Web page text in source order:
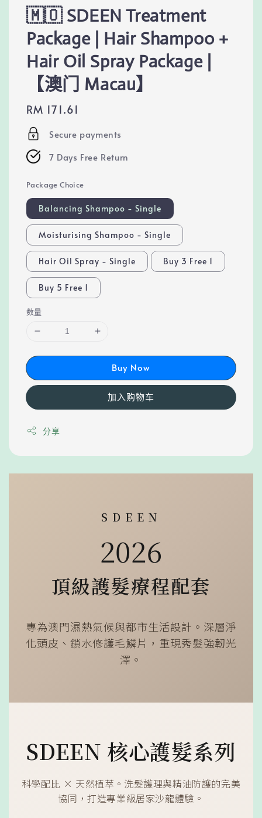
🇲🇴 SDEEN Treatment
Package | Hair Shampoo +
Hair Oil Spray Package |
【澳门 Macau】
Regular
price
RM 171.61
Secure payments
7 Days Free Return
Package Choice
Balancing Shampoo - Single
Moisturising Shampoo - Single
Hair Oil Spray - Single Buy 3 Free 1
Buy 5 Free 1
数量
Buy Now
加入购物车
分享
SDEEN
2026
頂級護髮療程配套
專為澳門濕熱氣候與都市生活設計。深層淨
化頭皮、鎖水修護毛鱗片，重現秀髮強韌光
澤。
SDEEN 核心護髮系列
科學配比 × 天然植萃。洗髮護理與精油防護的完美
協同，打造專業級居家沙龍體驗。